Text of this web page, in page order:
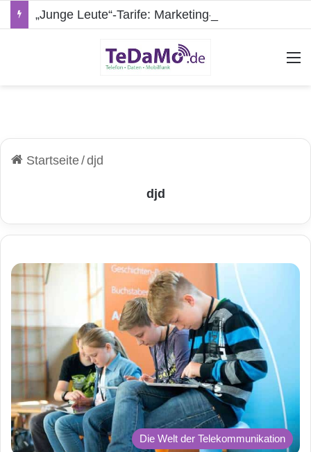
Startseite/djd
djd
Die Welt der Telekommunikation